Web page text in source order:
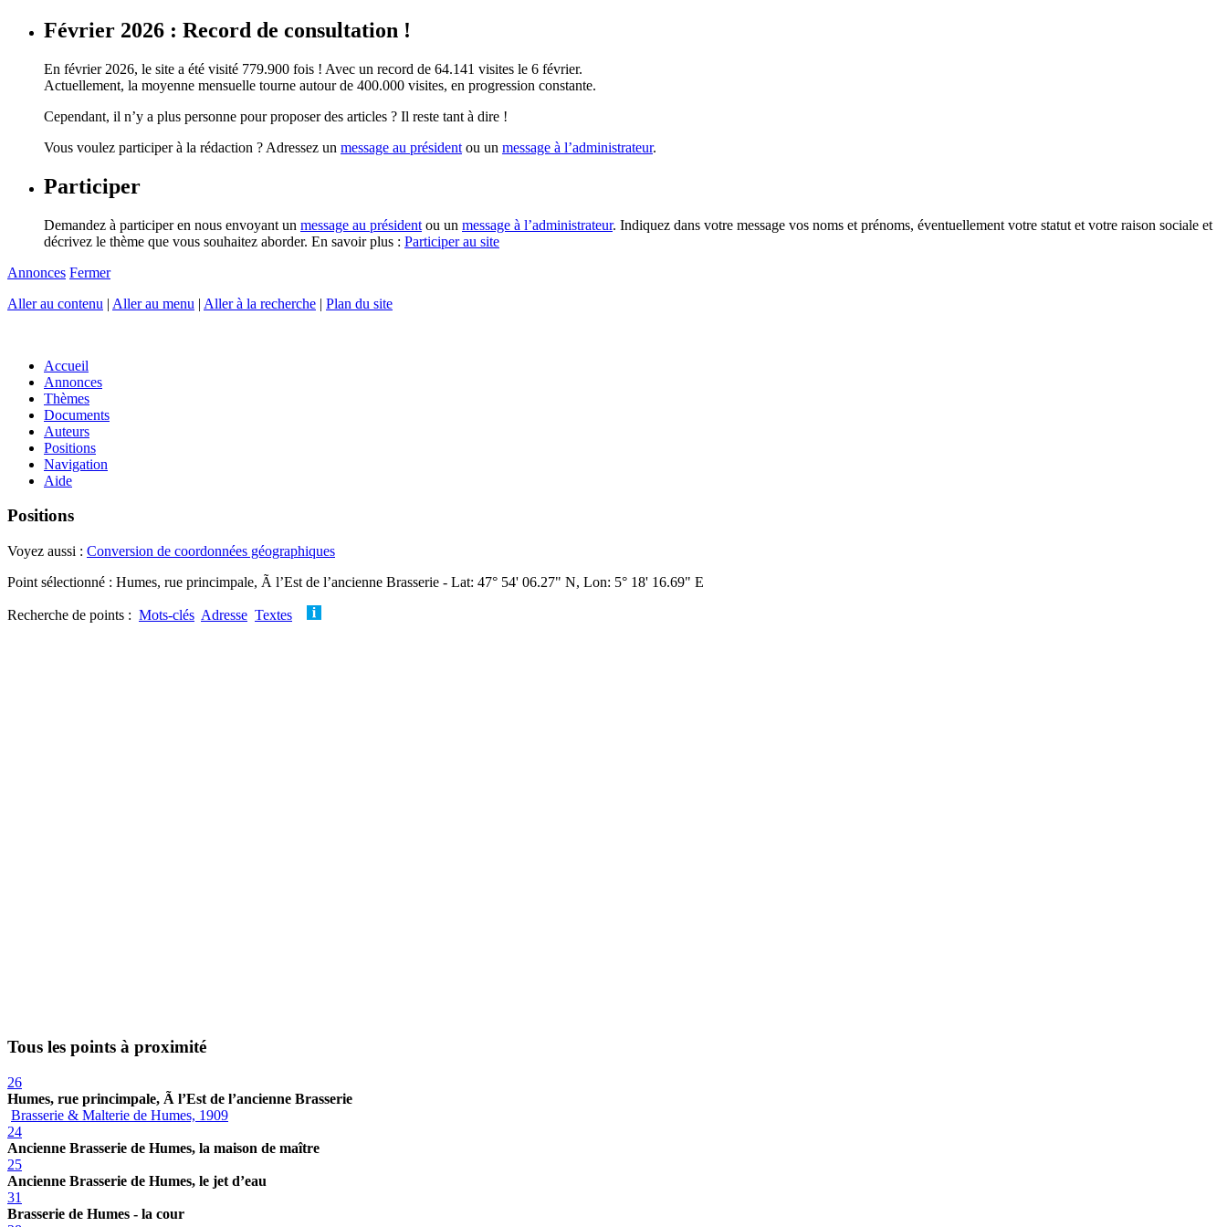
Février 2026 : Record de consultation !
En février 2026, le site a été visité 779.900 fois ! Avec un record de 64.141 visites le 6 février.
Actuellement, la moyenne mensuelle tourne autour de 400.000 visites, en progression constante.
Cependant, il n’y a plus personne pour proposer des articles ? Il reste tant à dire !
Vous voulez participer à la rédaction ? Adressez un message au président ou un message à l’administrateur.
Participer
Demandez à participer en nous envoyant un message au président ou un message à l’administrateur. Indiquez dans votre message vos noms et prénoms, éventuellement votre statut et votre raison sociale et
décrivez le thème que vous souhaitez aborder. En savoir plus : Participer au site
Annonces Fermer
Aller au contenu | Aller au menu | Aller à la recherche | Plan du site
Accueil
Annonces
Thèmes
Documents
Auteurs
Positions
Navigation
Aide
Positions
Voyez aussi : Conversion de coordonnées géographiques
Point sélectionné : Humes, rue princimpale, Ã l’Est de l’ancienne Brasserie - Lat: 47° 54' 06.27" N, Lon: 5° 18' 16.69" E
Recherche de points : Mots-clés Adresse Textes
Tous les points à proximité
26
Humes, rue princimpale, Ã l’Est de l’ancienne Brasserie
Brasserie & Malterie de Humes, 1909
24
Ancienne Brasserie de Humes, la maison de maître
25
Ancienne Brasserie de Humes, le jet d’eau
31
Brasserie de Humes - la cour